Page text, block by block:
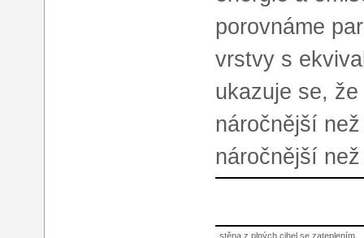
porovnáme
vrstvy s
ukazuje se,
náročnější
náročnější
stěna z plných cihel se zateplením